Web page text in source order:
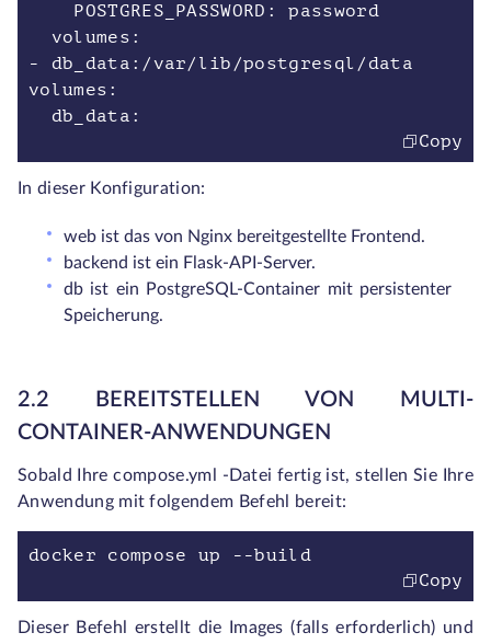
POSTGRES_PASSWORD: password
volumes:
- db_data:/var/lib/postgresql/data
volumes:
db_data:
Copy
In dieser Konfiguration:
web ist das von Nginx bereitgestellte Frontend.
backend ist ein Flask-API-Server.
db ist ein PostgreSQL-Container mit persistenter
Speicherung.
2.2 BEREITSTELLEN VON MULTI-
CONTAINER-ANWENDUNGEN
Sobald Ihre compose.yml
-Datei fertig ist, stellen Sie Ihre
Anwendung mit folgendem Befehl bereit:
docker compose up --build
Copy
Dieser Befehl erstellt die Images (falls erforderlich) und